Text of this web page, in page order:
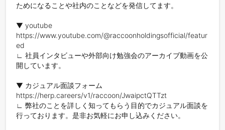
ためになることや社内のことなどを発信してます。
▼ youtube
https://www.youtube.com/@raccoonholdingsofficial/featur
ed
∟ 社員インタビューや外部向け勉強会のアーカイブ動画を公
開しています。
▼ カジュアル面談フォーム
https://herp.careers/v1/raccoon/JwaipctQTTzt
∟ 弊社のことを詳しく知ってもらう目的でカジュアル面談を
行っております。是非お気軽にお申し込みください。